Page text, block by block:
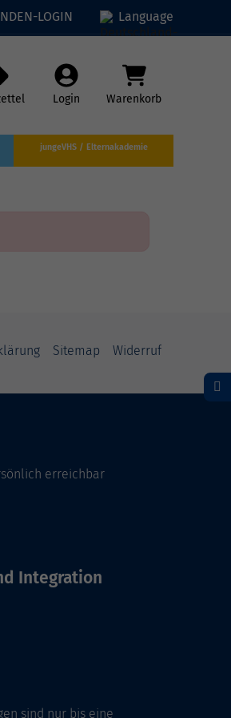
LOGIN Language
Login Warenkorb
jungeVHS / Elternakademie
Sitemap Widerruf
erreichbar
Integration
sind nur bis eine